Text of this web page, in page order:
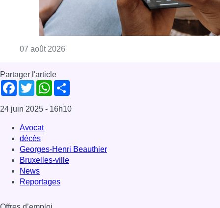
Georges-Henri Beauthier
Bruxelles-ville
News
Reportages
Offres d’emploi